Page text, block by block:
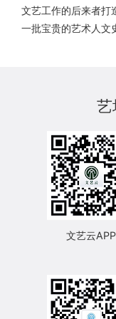
文艺工作的后来者打
一批宝贵的艺术人文
艺
文艺云APP